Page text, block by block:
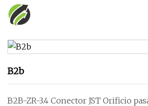
B2b
B2B-ZR-3.4 Conector JST Orificio